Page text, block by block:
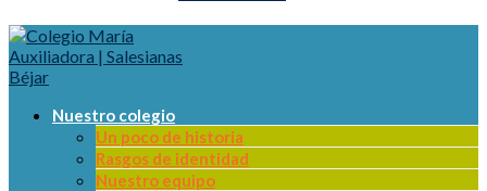
Nuestro colegio
Un poco de historia
Rasgos de identidad
Nuestro equipo